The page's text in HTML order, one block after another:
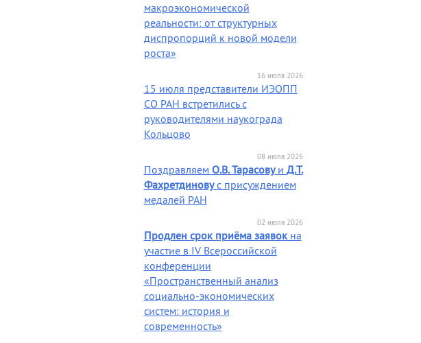
макроэкономической
реальности: от структурных
диспропорций к новой модели
роста»
16 июля 2026
15 июля представители ИЭОПП
СО РАН встретились с
руководителями наукограда
Кольцово
08 июля 2026
Поздравляем О.В. Тарасовуи Д.Т.
Фахретдиновус присуждением
медалей РАН
02 июля 2026
Продлен срок приёма заявокна
участие в IV Всероссийской
конференции
«Пространственный анализ
социально-экономических
систем: история и
современность»